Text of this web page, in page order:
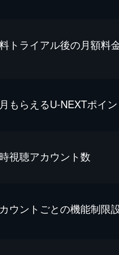
トライアル後の⽉額料
もらえるU-NEXTポイン
視聴アカウント数
ウントごとの機能制限